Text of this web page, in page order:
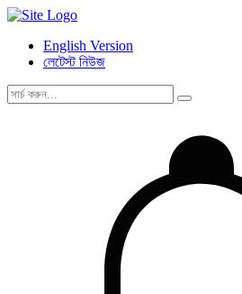
English Version
লেটেস্ট নিউজ